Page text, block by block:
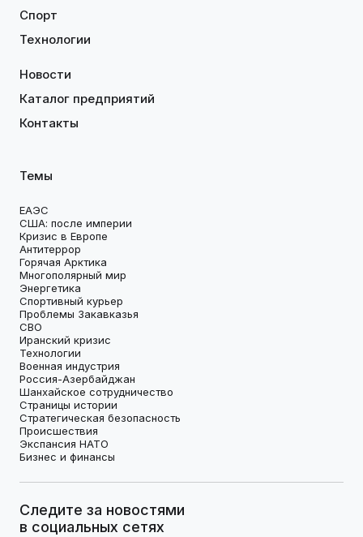
Спорт
Технологии
Новости
Каталог предприятий
Контакты
Темы
ЕАЭС
США: после империи
Кризис в Европе
Антитеррор
Горячая Арктика
Многополярный мир
Энергетика
Спортивный курьер
Проблемы Закавказья
СВО
Иранский кризис
Технологии
Военная индустрия
Россия-Азербайджан
Шанхайское сотрудничество
Страницы истории
Стратегическая безопасность
Происшествия
Экспансия НАТО
Бизнес и финансы
Следите за новостями
в социальных сетях